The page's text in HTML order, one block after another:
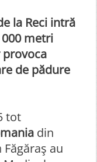
la Reci intră
metri
de pădure
tot
din
au